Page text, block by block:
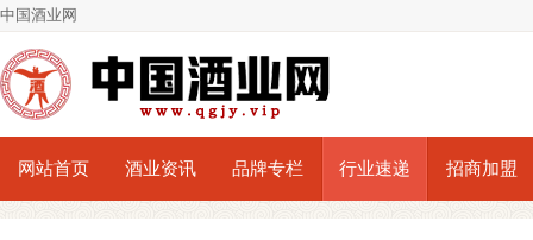
中国酒业网
网站首页 酒业资讯 品牌专栏 行业速递 招商加盟